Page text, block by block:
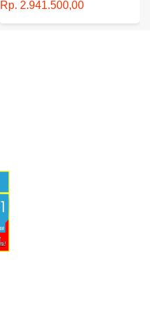
SUSPENSI BELAKANG -
SHOCKBREAKER BELAKANG
Rp. 1.198.800,00